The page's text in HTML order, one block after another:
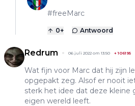
#freeMarc
0+ Antwoord
Redrum 06 juli 2022 om 13:50 +106195
Wat fijn voor Marc dat hij zijn
opgepakt zeg. Alsof er nooit
sterk het idee dat deze kleine
eigen wereld leeft.